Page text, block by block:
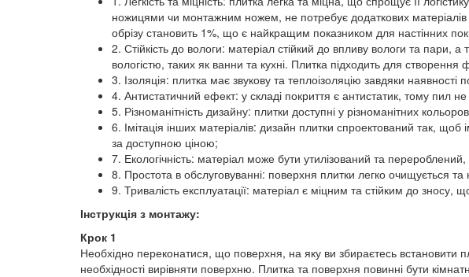
ножицями чи монтажним ножем, не потребує додаткових матеріалів
обрізу становить 1%, що є найкращим показником для настінних
2. Стійкість до вологи: матеріал стійкий до впливу вологи та
вологістю, таких як ванни та кухні. Плитка підходить для
3. Ізоляція: плитка має звукову та теплоізоляцію завдяки
4. Антистатичний ефект: у складі покриття є антистатик, тому пил
5. Різноманітність дизайну: плитки доступні у різноманітних
6. Імітація інших матеріалів: дизайн плитки спроектований так,
за доступною ціною;
7. Екологічність: матеріал може бути утилізований та
8. Простота в обслуговуванні: поверхня плитки легко очищується
9. Тривалість експлуатації: матеріал є міцним та стійким до зносу,
Інструкція з монтажу:
Крок 1
Необхідно переконатися, що поверхня, на яку ви збираєтесь встановити
необхідності вирівняти поверхню. Плитка та поверхня повинні бути